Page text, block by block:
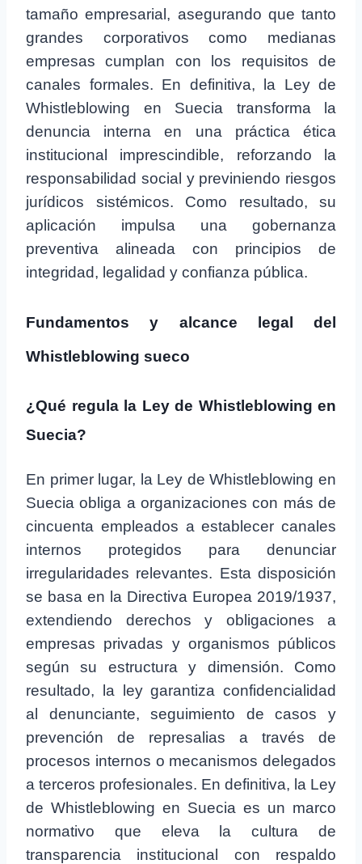
tamaño empresarial, asegurando que tanto
grandes corporativos como medianas
empresas cumplan con los requisitos de
canales formales. En definitiva, la Ley de
Whistleblowing en Suecia transforma la
denuncia interna en una práctica ética
institucional imprescindible, reforzando la
responsabilidad social y previniendo riesgos
jurídicos sistémicos. Como resultado, su
aplicación impulsa una gobernanza
preventiva alineada con principios de
integridad, legalidad y confianza pública.
Fundamentos y alcance legal del
Whistleblowing sueco
¿Qué regula la Ley de Whistleblowing en
Suecia?
En primer lugar, la Ley de Whistleblowing en
Suecia obliga a organizaciones con más de
cincuenta empleados a establecer canales
internos protegidos para denunciar
irregularidades relevantes. Esta disposición
se basa en la Directiva Europea 2019/1937,
extendiendo derechos y obligaciones a
empresas privadas y organismos públicos
según su estructura y dimensión. Como
resultado, la ley garantiza confidencialidad
al denunciante, seguimiento de casos y
prevención de represalias a través de
procesos internos o mecanismos delegados
a terceros profesionales. En definitiva, la Ley
de Whistleblowing en Suecia es un marco
normativo que eleva la cultura de
transparencia institucional con respaldo